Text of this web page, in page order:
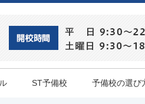
ST予備校 予備校の選び